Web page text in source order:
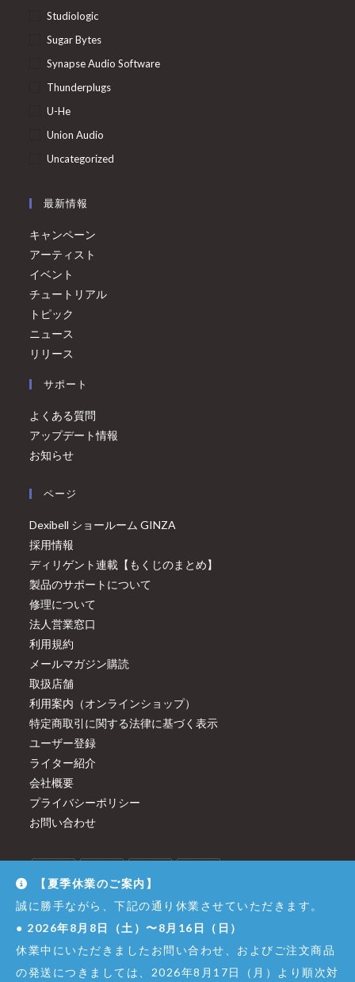
Studiologic
Sugar Bytes
Synapse Audio Software
Thunderplugs
U-He
Union Audio
Uncategorized
最新情報
キャンペーン
アーティスト
イベント
チュートリアル
トピック
ニュース
リリース
サポート
よくある質問
アップデート情報
お知らせ
ページ
Dexibell ショールーム GINZA
採用情報
ディリゲント連載【もくじのまとめ】
製品のサポートについて
修理について
法人営業窓口
利用規約
メールマガジン購読
取扱店舗
利用案内（オンラインショップ）
特定商取引に関する法律に基づく表示
ユーザー登録
ライター紹介
会社概要
プライバシーポリシー
お問い合わせ
【夏季休業のご案内】
誠に勝手ながら、下記の通り休業させていただきます。
● 2026年8月8日（土）〜8月16日（日）
休業中にいただきましたお問い合わせ、およびご注文商品
の発送につきましては、2026年8月17日（月）より順次対